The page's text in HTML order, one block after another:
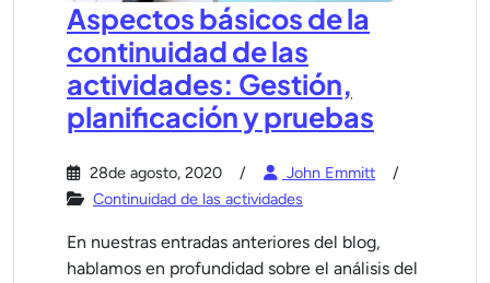
Aspectos básicos de la
continuidad de las
actividades: Gestión,
planificación y pruebas
28de agosto, 2020
John Emmitt
Continuidad de las actividades
En nuestras entradas anteriores del blog,
hablamos en profundidad sobre el análisis del